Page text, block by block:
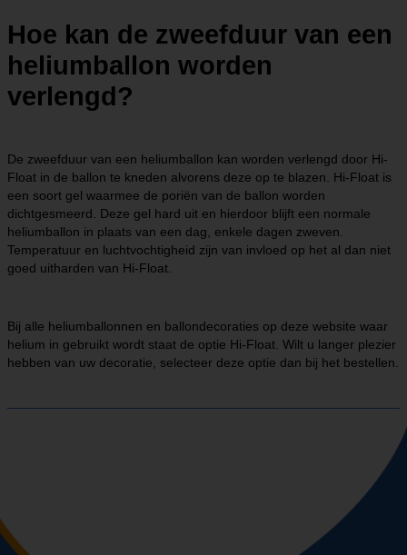
Hoe kan de zweefduur van een
heliumballon worden
verlengd?
De zweefduur van een heliumballon kan worden verlengd door Hi-
Float in de ballon te kneden alvorens deze op te blazen. Hi-Float is
een soort gel waarmee de poriën van de ballon worden
dichtgesmeerd. Deze gel hard uit en hierdoor blijft een normale
heliumballon in plaats van een dag, enkele dagen zweven.
Temperatuur en luchtvochtigheid zijn van invloed op het al dan niet
goed uitharden van Hi-Float.
Bij alle heliumballonnen en ballondecoraties op deze website waar
helium in gebruikt wordt staat de optie Hi-Float. Wilt u langer plezier
hebben van uw decoratie, selecteer deze optie dan bij het bestellen.